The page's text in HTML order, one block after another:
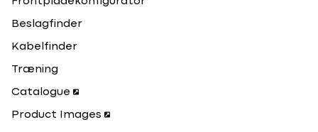
Beslagfinder
Kabelfinder
Træning
Catalogue
Product Images